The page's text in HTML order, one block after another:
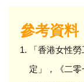
參考資料
「香港女性
定」，《二